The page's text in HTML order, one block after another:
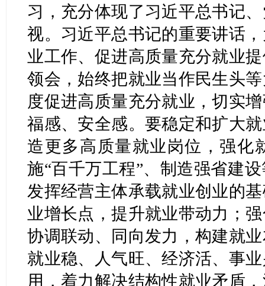
习，充分体现了习近平总书记
视。习近平总书记的重要讲话
业工作、促进高质量充分就业
领会，始终把就业当作民生头
度促进高质量充分就业，切实
福感、安全感。要稳定和扩大
造更多高质量就业岗位，强化
施“百千万工程”、制造强省建
发挥经营主体承载就业创业的
业增长点，提升就业带动力；
协调联动、同向发力，构建就
就业稳、人气旺、经济活、事
用，着力解决结构性就业矛盾